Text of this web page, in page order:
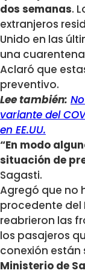
dos semanas.
extranjeros
Unido en las
una
Aclaró que
preventivo.
Lee también:
variante del
en EE.UU.
“En modo
situación de
Sagasti.
Agregó que no
procedente del
reabrieron las
los pasajeros
conexión están
Ministerio de